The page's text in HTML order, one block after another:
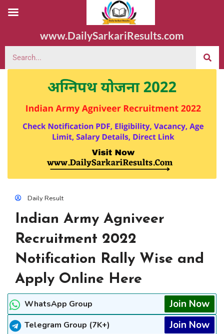
www.DailySarkariResults.com
Daily Result
Indian Army Agniveer
Recruitment 2022
Notification Rally Wise and
Apply Online Here
WhatsApp Group Join Now
Telegram Group (7K+) Join Now